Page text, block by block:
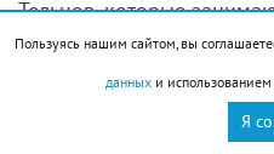
Тельцов, которые
или много времени и сил
бы посвятить вечер
испытывать организм на
Пользуясь нашим сайтом, вы
данныхи
Я